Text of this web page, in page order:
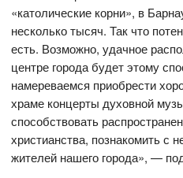
«католические корни», в
несколько тысяч. Так что
есть. Возможно, удачное
центре города будет этому
намереваемся приобрести
храме концерты духовной
способствовать
христианства, познакомить с
жителей нашего города», —